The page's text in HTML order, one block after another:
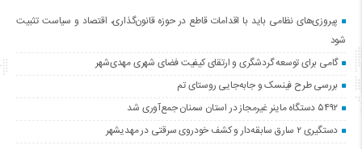
پیروزی‌های نظامی باید با اقدامات قاطع در حوزه قانون‌گذاری، اقتصاد و سیاست تثبیت
شود
گامی برای توسعه گردشگری و ارتقای کیفیت فضای شهری مهدی‌شهر
بررسی طرح فینسک و جابه‌جایی روستای تم
۵۴۹۲ دستگاه ماینر غیرمجاز در استان سمنان جمع‌آوری شد
دستگیری ۲ سارق سابقه‌دار و کشف خودروی سرقتی در مهدیشهر